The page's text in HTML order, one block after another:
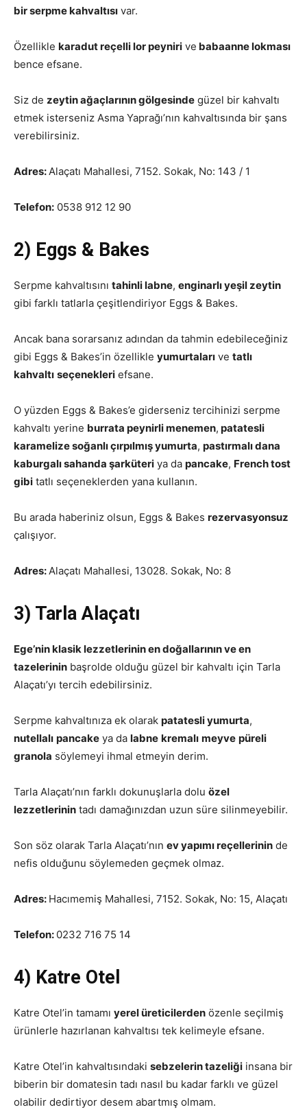
bir serpme kahvaltısı var.
Özellikle karadut reçelli lor peyniri ve babaanne lokması
bence efsane.
Siz de zeytin ağaçlarının gölgesinde güzel bir kahvaltı
etmek isterseniz Asma Yaprağı’nın kahvaltısında bir şans
verebilirsiniz.
Adres:Alaçatı Mahallesi, 7152. Sokak, No: 143 / 1
Telefon: 0538 912 12 90
2) Eggs & Bakes
Serpme kahvaltısını tahinli labne, enginarlı yeşil zeytin
gibi farklı tatlarla çeşitlendiriyor Eggs & Bakes.
Ancak bana sorarsanız adından da tahmin edebileceğiniz
gibi Eggs & Bakes’in özellikle yumurtaları ve tatlı
kahvaltı seçenekleri efsane.
O yüzden Eggs & Bakes’e giderseniz tercihinizi serpme
kahvaltı yerine burrata peynirli menemen, patatesli
karamelize soğanlı çırpılmış yumurta, pastırmalı dana
kaburgalı sahanda şarküteri ya da pancake, French tost
gibi tatlı seçeneklerden yana kullanın.
Bu arada haberiniz olsun, Eggs & Bakes rezervasyonsuz
çalışıyor.
Adres:Alaçatı Mahallesi, 13028. Sokak, No: 8
3) Tarla Alaçatı
Ege’nin klasik lezzetlerinin en doğallarının ve en
tazelerinin başrolde olduğu güzel bir kahvaltı için Tarla
Alaçatı’yı tercih edebilirsiniz.
Serpme kahvaltınıza ek olarak patatesli yumurta,
nutellalı pancake ya da labne kremalı meyve püreli
granola söylemeyi ihmal etmeyin derim.
Tarla Alaçatı’nın farklı dokunuşlarla dolu özel
lezzetlerinin tadı damağınızdan uzun süre silinmeyebilir.
Son söz olarak Tarla Alaçatı’nın ev yapımı reçellerinin de
nefis olduğunu söylemeden geçmek olmaz.
Adres: Hacımemiş Mahallesi, 7152. Sokak, No: 15, Alaçatı
Telefon: 0232 716 75 14
4) Katre Otel
Katre Otel’in tamamı yerel üreticilerden özenle seçilmiş
ürünlerle hazırlanan kahvaltısı tek kelimeyle efsane.
Katre Otel’in kahvaltısındaki sebzelerin tazeliği insana bir
biberin bir domatesin tadı nasıl bu kadar farklı ve güzel
olabilir dedirtiyor desem abartmış olmam.